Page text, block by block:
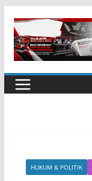
content
HUKUM & POLITIK